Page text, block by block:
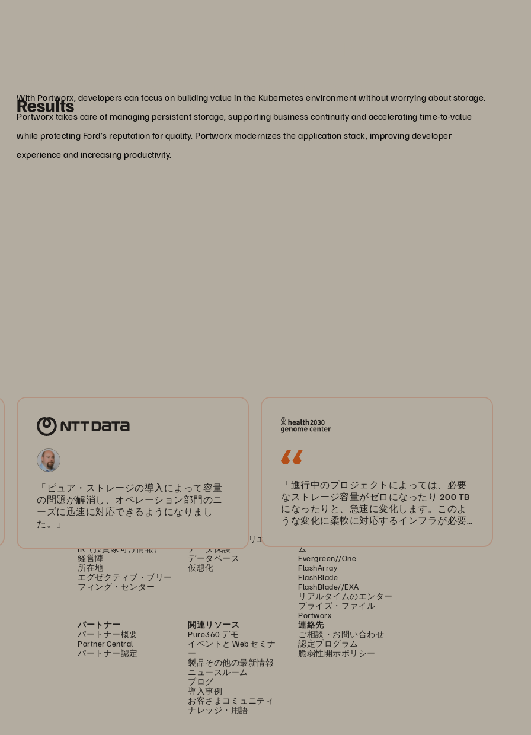
Results
With Portworx, developers can focus on building value in the Kubernetes environment without worrying about storage.
Portworx takes care of managing persistent storage, supporting business continuity and accelerating time-to-value
while protecting Ford’s reputation for quality. Portworx modernizes the application stack, improving developer
experience and increasing productivity.
「ピュア・ストレージの導入によって容量
の問題が解消し、オペレーション部門のニ
ーズに迅速に対応できるようになりまし
た。」
「進行中のプロジェクトによっては、必要
なストレージ容量がゼロになったり 200 TB
になったりと、急速に変化します。このよ
うな変化に柔軟に対応するインフラが必要
料金の発生は避けなくてはなりません。」
企業情報
IR（投資家向け情報）
経営陣
所在地
エグゼクティブ・ブリー
フィング・センター
ソリューション
AI（人工知能）
サイバー・レジリエンス
データ保護
データベース
仮想化
プラットフォームと製品
エンタープライズ・デー
ム
Evergreen//One
FlashArray
FlashBlade
FlashBlade//EXA
リアルタイムのエンター
プライズ・ファイル
Portworx
パートナー
パートナー概要
Partner Central
パートナー認定
関連リソース
Pure360 デモ
イベントと Web セミナ
ー
製品その他の最新情報
ニュースルーム
ブログ
導入事例
お客さまコミュニティ
ナレッジ・用語
連絡先
ご相談・お問い合わせ
認定プログラム
脆弱性開示ポリシー